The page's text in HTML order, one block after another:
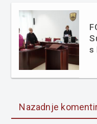
s
Nazadnje